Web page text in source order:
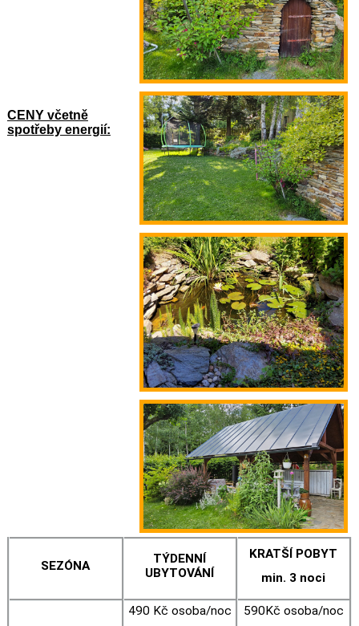
CENY včetně
spotřeby energií:
SEZÓNA
TÝDENNÍ
UBYTOVÁNÍ
KRATŠÍ POBYT
min. 3 noci
490 Kč osoba/noc
590Kč osoba/noc